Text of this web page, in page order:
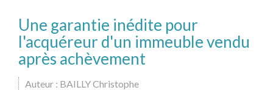
Une garantie inédite pour
l'acquéreur d'un immeuble vendu
après achèvement
Auteur : BAILLY Christophe